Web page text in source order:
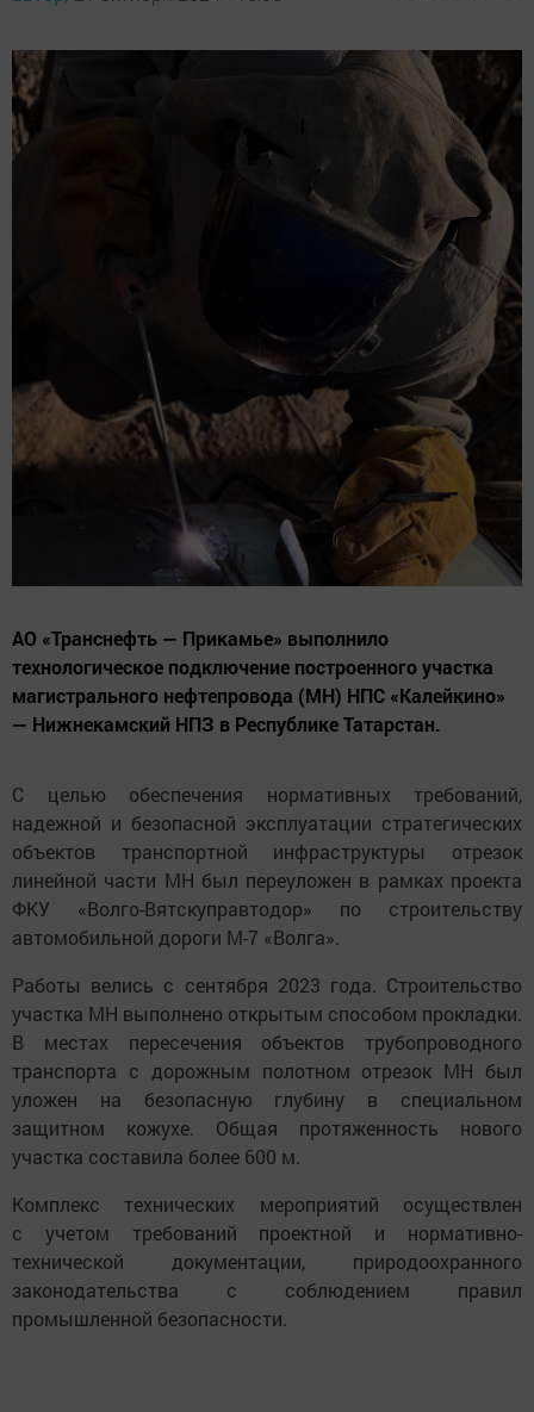
АО «Транснефть — Прикамье» выполнило
технологическое подключение построенного участка
магистрального нефтепровода (МН) НПС «Калейкино»
— Нижнекамский НПЗ в Республике Татарстан.
С целью обеспечения нормативных требований,
надежной и безопасной эксплуатации стратегических
объектов транспортной инфраструктуры отрезок
линейной части МН был переуложен в рамках проекта
ФКУ «Волго-Вятскуправтодор» по строительству
автомобильной дороги М-7 «Волга».
Работы велись с сентября 2023 года. Строительство
участка МН выполнено открытым способом прокладки.
В местах пересечения объектов трубопроводного
транспорта с дорожным полотном отрезок МН был
уложен на безопасную глубину в специальном
защитном кожухе. Общая протяженность нового
участка составила более 600 м.
Комплекс технических мероприятий осуществлен
с учетом требований проектной и нормативно-
технической документации, природоохранного
законодательства с соблюдением правил
промышленной безопасности.